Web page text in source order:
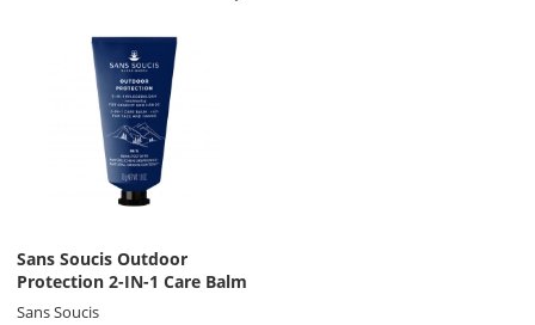
Sans Soucis Outdoor
Protection 2-IN-1 Care Balm
Sans Soucis